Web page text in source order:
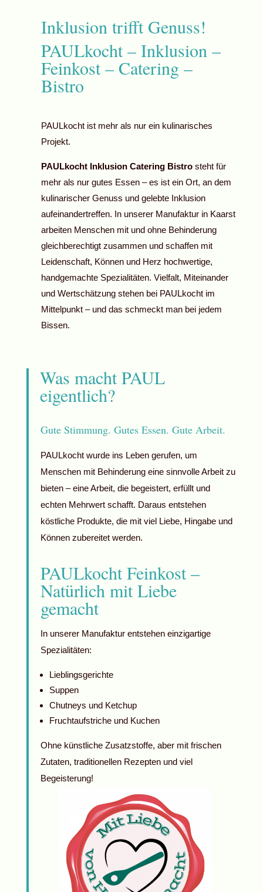
Inklusion trifft Genuss!
PAULkocht – Inklusion –
Feinkost – Catering –
Bistro
PAULkocht ist mehr als nur ein kulinarisches
Projekt.
PAULkocht Inklusion Catering Bistrosteht für
mehr als nur gutes Essen – es ist ein Ort, an dem
kulinarischer Genuss und gelebte Inklusion
aufeinandertreffen. In unserer Manufaktur in Kaarst
arbeiten Menschen mit und ohne Behinderung
gleichberechtigt zusammen und schaffen mit
Leidenschaft, Können und Herz hochwertige,
handgemachte Spezialitäten. Vielfalt, Miteinander
und Wertschätzung stehen bei PAULkocht im
Mittelpunkt – und das schmeckt man bei jedem
Bissen.
Was macht PAUL
eigentlich?
Gute Stimmung. Gutes Essen. Gute Arbeit.
PAULkocht wurde ins Leben gerufen, um
Menschen mit Behinderung eine sinnvolle Arbeit zu
bieten – eine Arbeit, die begeistert, erfüllt und
echten Mehrwert schafft. Daraus entstehen
köstliche Produkte, die mit viel Liebe, Hingabe und
Können zubereitet werden.
PAULkocht Feinkost –
Natürlich mit Liebe
gemacht
In unserer Manufaktur entstehen einzigartige
Spezialitäten:
Lieblingsgerichte
Suppen
Chutneys und Ketchup
Fruchtaufstriche und Kuchen
Ohne künstliche Zusatzstoffe, aber mit frischen
Zutaten, traditionellen Rezepten und viel
Begeisterung!